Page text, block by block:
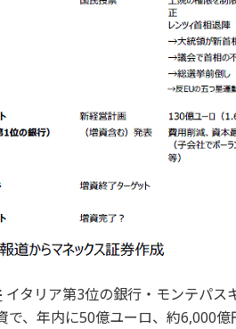
イタリア第3位の銀行・モンテパ
で、年内に50億ユーロ、約6,000